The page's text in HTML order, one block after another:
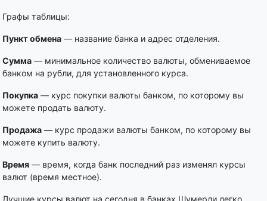
Графы таблицы:
Пункт обмена — название банка и адрес отделения.
Сумма — минимальное количество валюты, обмениваемое
банком на рубли, для установленного курса.
Покупка — курс покупки валюты банком, по которому вы
можете продать валюту.
Продажа — курс продажи валюты банком, по которому вы
можете купить валюту.
Время — время, когда банк последний раз изменял курсы
валют (время местное).
Лучшие курсы валют на сегодня в банках Шумерли легко